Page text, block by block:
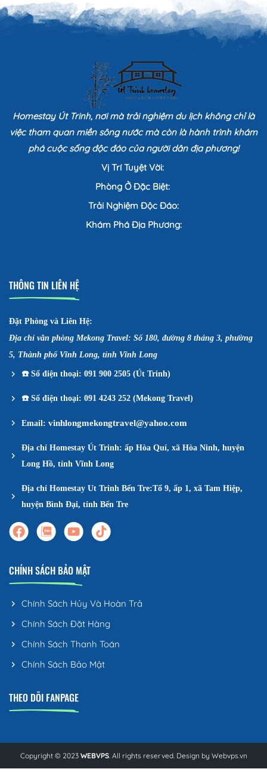
Homestay Út Trinh, nơi mà trải nghiệm du lịch không chỉ là
việc tham quan miền sông nước mà còn là hành trình khám
phá cuộc sống độc đáo của người dân địa phương!
Vị Trí Tuyệt Vời:
Phòng Ở Đặc Biệt:
Trải Nghiệm Độc Đáo:
Khám Phá Địa Phương:
THÔNG TIN LIÊN HỆ
Đặt Phòng và Liên Hệ:
Địa chỉ văn phòng Mekong Travel: Số 180, đường 8 tháng 3, phường
5, Thành phố Vĩnh Long, tỉnh Vĩnh Long
☎️Số điện thoại: 091 900 2505 (Út Trinh)
☎️Số điện thoại: 091 4243 252 (Mekong Travel)
Email: vinhlongmekongtravel@yahoo.com
Địa chỉ Homestay Út Trinh: ấp Hòa Quí, xã Hòa Ninh, huyện
Long Hồ, tỉnh Vĩnh Long
Địa chỉ Homestay Ut Trinh Bến Tre:Tổ 9, ấp 1, xã Tam Hiệp,
huyện Bình Đại, tỉnh Bến Tre
CHÍNH SÁCH BẢO MẬT
Chính Sách Hủy Và Hoàn Trả
Chính Sách Đặt Hàng
Chính Sách Thanh Toán
Chính Sách Bảo Mật
THEO DÕI FANPAGE
Copyright © 2023 WEBVPS. All rights reserved. Design by Webvps.vn